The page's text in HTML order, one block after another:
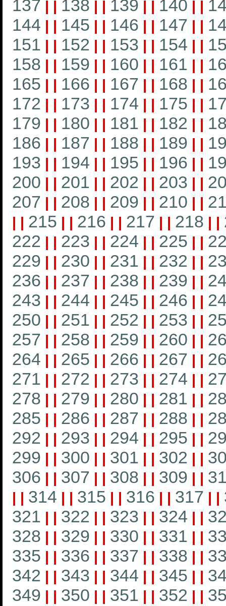
137 | | 138 | | 139 | | 140 | |
144 | | 145 | | 146 | | 147 | |
151 | | 152 | | 153 | | 154 | |
158 | | 159 | | 160 | | 161 | |
165 | | 166 | | 167 | | 168 | |
172 | | 173 | | 174 | | 175 | |
179 | | 180 | | 181 | | 182 | |
186 | | 187 | | 188 | | 189 | |
193 | | 194 | | 195 | | 196 | |
200 | | 201 | | 202 | | 203 | |
207 | | 208 | | 209 | | 210 | |
| | 215 | | 216 | | 217 | | 218 | |
222 | | 223 | | 224 | | 225 | |
229 | | 230 | | 231 | | 232 | |
236 | | 237 | | 238 | | 239 | |
243 | | 244 | | 245 | | 246 | |
250 | | 251 | | 252 | | 253 | |
257 | | 258 | | 259 | | 260 | |
264 | | 265 | | 266 | | 267 | |
271 | | 272 | | 273 | | 274 | |
278 | | 279 | | 280 | | 281 | |
285 | | 286 | | 287 | | 288 | |
292 | | 293 | | 294 | | 295 | |
299 | | 300 | | 301 | | 302 | |
306 | | 307 | | 308 | | 309 | |
| | 314 | | 315 | | 316 | | 317 | |
321 | | 322 | | 323 | | 324 | |
328 | | 329 | | 330 | | 331 | |
335 | | 336 | | 337 | | 338 | |
342 | | 343 | | 344 | | 345 | |
349 | | 350 | | 351 | | 352 | |